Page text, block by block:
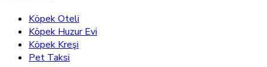
Köpek Oteli
Köpek Huzur Evi
Köpek Kreşi
Pet Taksi